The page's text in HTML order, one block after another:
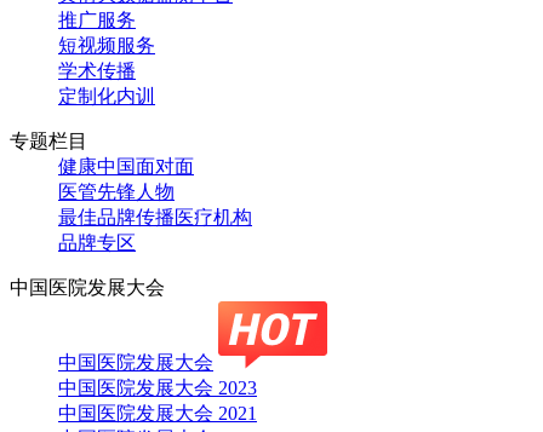
推广服务
短视频服务
学术传播
定制化内训
专题栏目
健康中国面对面
医管先锋人物
最佳品牌传播医疗机构
品牌专区
中国医院发展大会
中国医院发展大会
中国医院发展大会 2023
中国医院发展大会 2021